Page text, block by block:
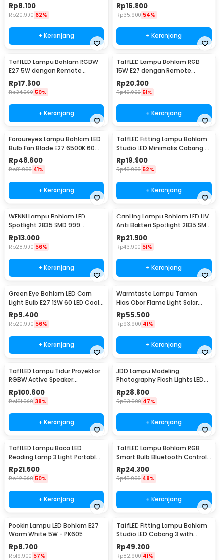
White 6000K 50W - COB4060-
AC220-50
Rp8.100
Rp20.900 62%
+ Keranjang
3W - BONDA B2
Rp16.800
Rp35.900 54%
+ Keranjang
TaffLED Lampu Bohlam RGBW
E27 5W dengan Remote
Control - A60
Rp17.600
Rp34.900 50%
+ Keranjang
TaffLED Lampu Bohlam RGB
15W E27 dengan Remote
Control - B5
Rp20.300
Rp40.900 51%
+ Keranjang
Foroureyes Lampu Bohlam LED
Bulb Fan Blade E27 6500K 60W
- KK-2560
Rp48.600
Rp81.900 41%
+ Keranjang
TaffLED Fitting Lampu Bohlam
Studio LED Minimalis Cabang 4
E27 220V - HU-400
Rp19.900
Rp40.900 52%
+ Keranjang
WENNI Lampu Bohlam LED
Spotlight 2835 SMD 999
Lumens 180 Degree 9W E27
Rp13.000
Rp28.900 56%
+ Keranjang
CanLing Lampu Bohlam LED UV
Anti Bakteri Spotlight 2835 SMD
220V E27 - D3-F3-01
Rp21.900
Rp43.900 51%
+ Keranjang
Green Eye Bohlam LED Corn
Light Bulb E27 12W 60 LED Cool
White - E262
Rp9.400
Rp20.900 56%
+ Keranjang
Warmtaste Lampu Taman
Hias Obor Flame Light Solar
IP65 Warm White - YMJ010
Rp55.500
Rp93.900 41%
+ Keranjang
TaffLED Lampu Tidur Proyektor
RGBW Active Speaker
Bluetooth Remote - BL-XK01
Rp100.600
Rp161.900 38%
+ Keranjang
JDD Lampu Modeling
Photography Flash Lights LED
E27 150W Warm White - jD01
Rp28.800
Rp53.900 47%
+ Keranjang
TaffLED Lampu Baca LED
Reading Lamp 3 Light Portable
Cool White - EF168
Rp21.500
Rp42.900 50%
+ Keranjang
TaffLED Lampu Bohlam RGB
Smart Bulb Bluetooth Control
E27 800Lumen 10W - TY-10W
Rp24.300
Rp45.900 48%
+ Keranjang
Pookin Lampu LED Bohlam E27
Warm White 5W - PK605
Rp8.700
Rp19.900 57%
TaffLED Fitting Lampu Bohlam
Studio LED Cabang 3 with
Switch 220V E27 - HU-300
Rp49.200
Rp82.900 41%